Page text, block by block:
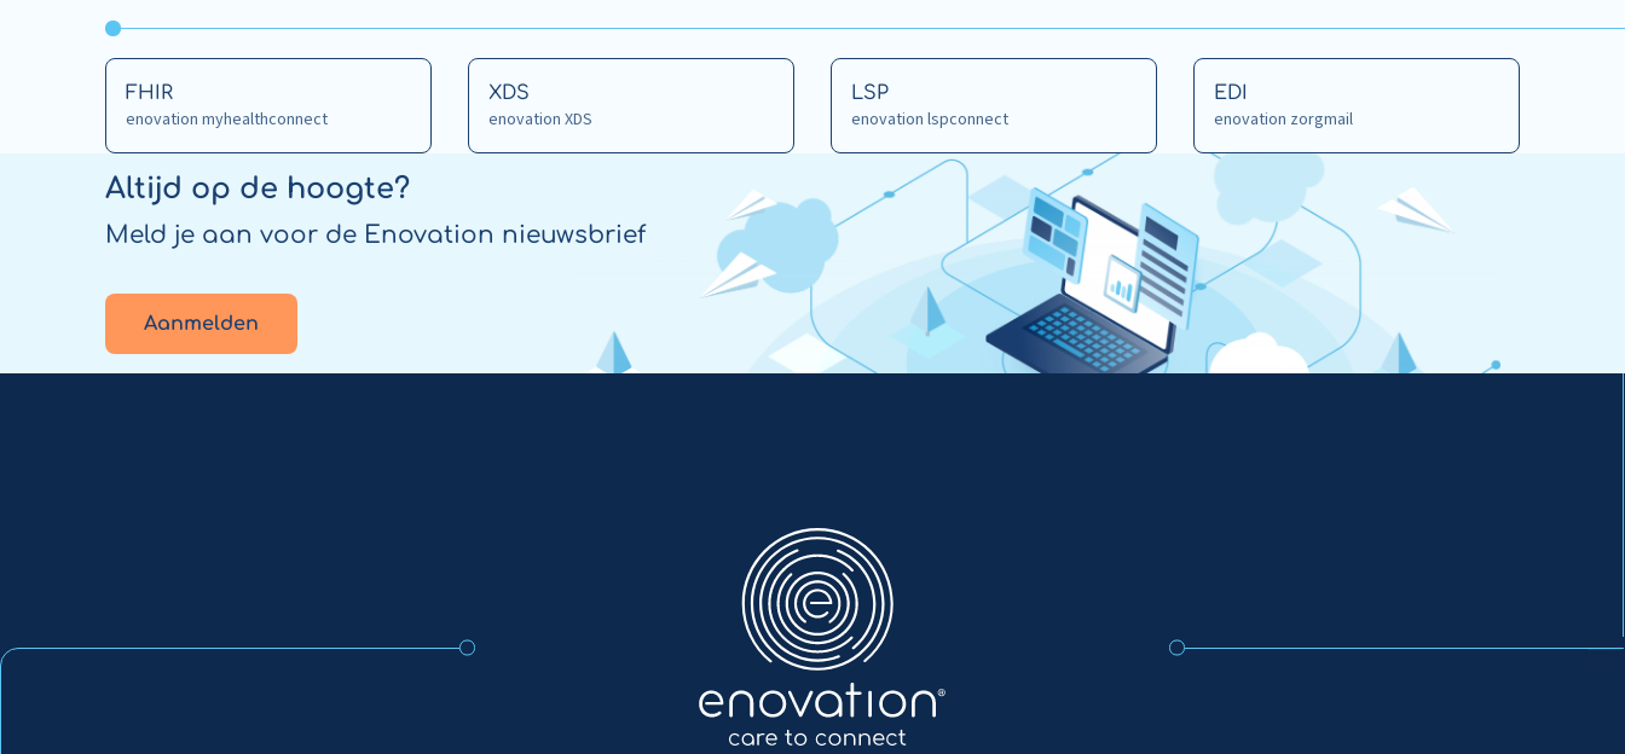
FHIR
enovation myhealthconnect
Read
more
about
FHIR
XDS
enovation XDS
Read
more
about
LSP
enovation lspconnect
Read
more
about
EDI
enovation zorgmail
Read
more
about
Altijd op de hoogte?
Meld je aan voor de Enovation nieuwsbrief
Aanmelden